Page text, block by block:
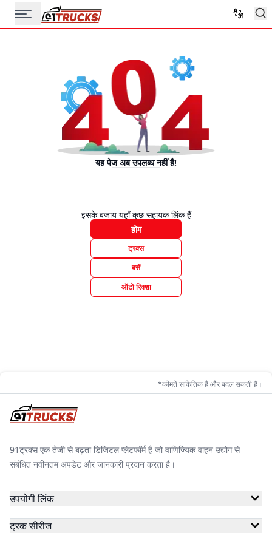
यह पेज अब उपलब्ध नहीं है!
इसके बजाय यहाँ कुछ सहायक लिंक हैं
होम
ट्रक्स
बसें
ऑटो रिक्शा
*कीमतें सांकेतिक हैं और बदल सकती हैं।
91ट्रक्स एक तेजी से बढ़ता डिजिटल प्लेटफॉर्म है जो वाणिज्यिक वाहन उद्योग से
संबंधित नवीनतम अपडेट और जानकारी प्रदान करता है।
उपयोगी लिंक
ट्रक सीरीज